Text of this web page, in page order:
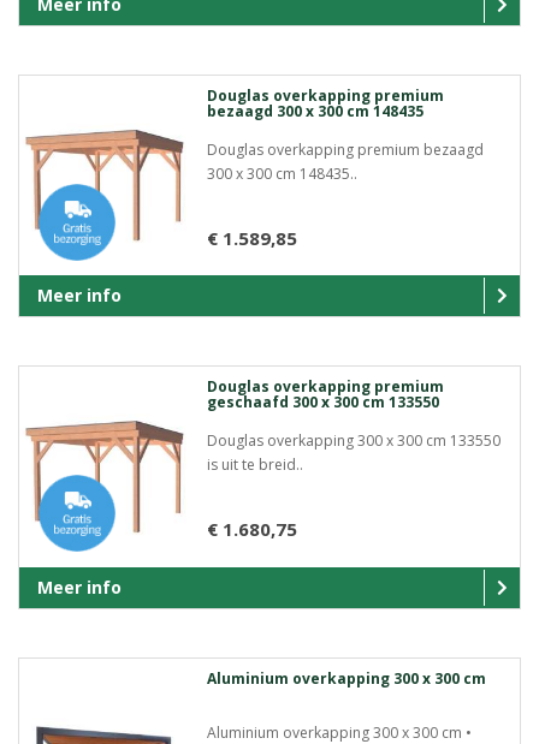
Douglas overkapping premium
bezaagd 300 x 300 cm 148435
Douglas overkapping premium bezaagd
300 x 300 cm 148435..
€ 1.589,85
Meer info
Douglas overkapping premium
geschaafd 300 x 300 cm 133550
Douglas overkapping 300 x 300 cm 133550
is uit te breid..
€ 1.680,75
Meer info
Aluminium overkapping 300 x 300 cm
Aluminium overkapping 300 x 300 cm •